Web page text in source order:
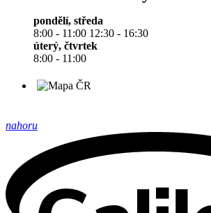
pondělí, středa
8:00 - 11:00 12:30 - 16:30
úterý, čtvrtek
8:00 - 11:00
nahoru